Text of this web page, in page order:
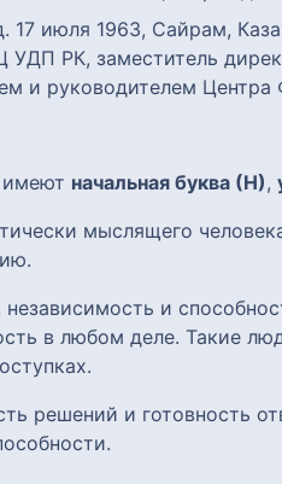
17 июля 1963, Сайрам,
РК, заместитель
и руководителем
имеют начальная буква (Н),
мыслящего
и
в любом деле. Такие
решений и готовность